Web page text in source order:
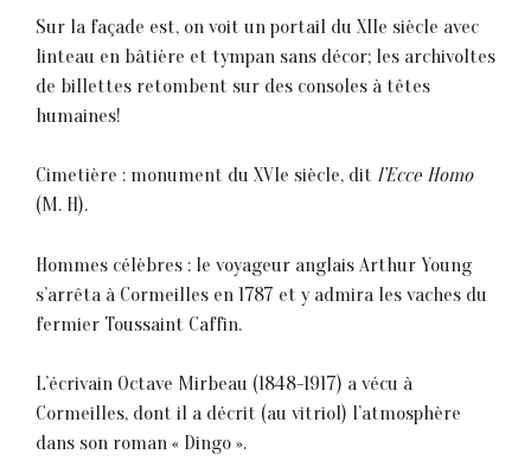
Sur la façade est, on voit un portail du XIIe siècle avec
linteau en bâtière et tympan sans décor; les archivoltes
de billettes retombent sur des consoles à têtes
humaines!
Cimetière : monument du XVIe siècle, dit l’Ecce Homo
(M. H).
Hommes célèbres : le voyageur anglais Arthur Young
s’arrêta à Cormeilles en 1787 et y admira les vaches du
fermier Toussaint Caffin.
L’écrivain Octave Mirbeau (1848-1917) a vécu à
Cormeilles, dont il a décrit (au vitriol) l’atmosphère
dans son roman « Dingo ».